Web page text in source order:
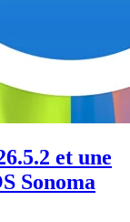
et une
Sonoma